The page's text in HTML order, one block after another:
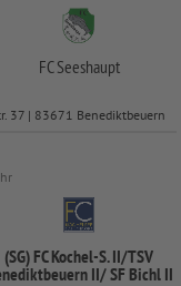
FC Seeshaupt
37 | 83671 Benediktbeuern
(SG) FC Kochel-S. II/TSV
II/SF Bichl II